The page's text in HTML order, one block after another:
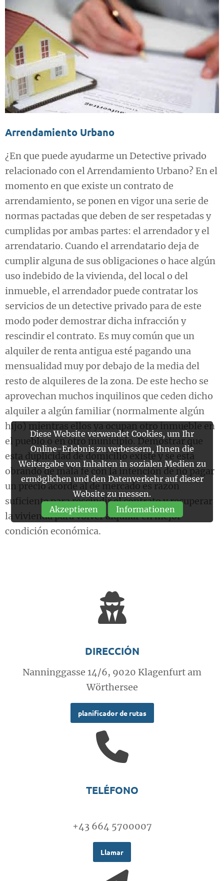
Diese Website verwendet Cookies, um Ihr
Online-Erlebnis zu verbessern, Ihnen die
Weitergabe von Inhalten in sozialen Medien zu
ermöglichen und den Datenverkehr auf dieser
Website zu messen.
Akzeptieren
Informationen
Arrendamiento Urbano
¿En que puede ayudarme un Detective privado
relacionado con el Arrendamiento Urbano? En el
momento en que existe un contrato de
arrendamiento, se ponen en vigor una serie de
normas pactadas que deben de ser respetadas y
cumplidas por ambas partes: el arrendador y el
arrendatario. Cuando el arrendatario deja de
cumplir alguna de sus obligaciones o hace algún
uso indebido de la vivienda, del local o del
inmueble, el arrendador puede contratar los
servicios de un detective privado para de este
modo poder demostrar dicha infracción y
rescindir el contrato. Es muy común que un
alquiler de renta antigua esté pagando una
mensualidad muy por debajo de la media del
resto de alquileres de la zona. De este hecho se
aprovechan muchos inquilinos que ceden dicho
alquiler a algún familiar (normalmente algún
hijo) mientras ellos ya ocupan otro inmueble en
el pueblo o en otro municipio. Demostrar que
esta duplicidad de domicilio existe y se está
obrando de mala fe con la intención de no pagar
un precio acorde al de mercado es razón
suficiente para rescindir el contrato y recuperar
la vivienda para volver alquilar en mejor
condición económica.
DIRECCIÓN
Nanninggasse 14/6, 9020 Klagenfurt am
Wörthersee
planificador de rutas
TELÉFONO
+43 664 5700007
Llamar